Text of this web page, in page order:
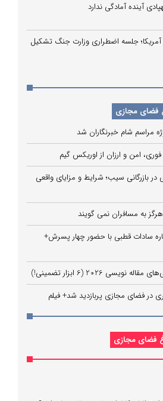
آینده آمادگی ندارد
جلسه اضطراری وزارت جنگ تشکیل
فضای مجازی
مراسم شام خبرنگاران شد
امن و ارزان از اوریکس گیم
17 قسطی در بازرگانی سیب؛ شرایط و مزایای واقعی
هرگز به مسافران نمی‌ گویند
سادات قطبی با حضور چهار پسرش+
2026 (6 ابزار تضمینی!)
در فضای مجازی پربازدید شد+ فیلم
فضای مجازی